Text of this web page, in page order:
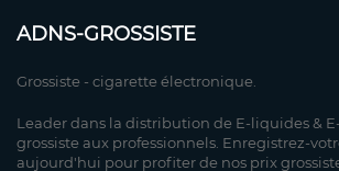
ADNS-GROSSISTE
Grossiste - cigarette électronique.
Leader dans la distribution de E-liquides &
grossiste aux professionnels. Enregistrez-
aujourd'hui pour profiter de nos prix